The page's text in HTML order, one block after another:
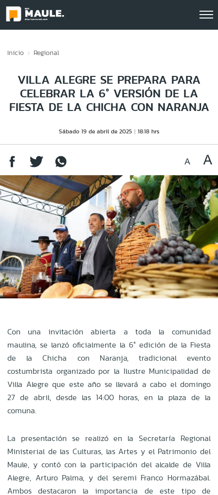
Inicio Regional
VILLA ALEGRE SE PREPARA PARA
CELEBRAR LA 6° VERSIÓN DE LA
FIESTA DE LA CHICHA CON NARANJA
Sábado 19 de abril de 2025 18:18 hrs
Con una invitación abierta a toda la comunidad
maulina, se lanzó oficialmente la 6° edición de la Fiesta
de la Chicha con Naranja, tradicional evento
costumbrista organizado por la Ilustre Municipalidad de
Villa Alegre que este año se llevará a cabo el domingo
27 de abril, desde las 14:00 horas, en la plaza de la
comuna.
La presentación se realizó en la Secretaría Regional
Ministerial de las Culturas, las Artes y el Patrimonio del
Maule, y contó con la participación del alcalde de Villa
Alegre, Arturo Palma, y del seremi Franco Hormazábal.
Ambos destacaron la importancia de este tipo de